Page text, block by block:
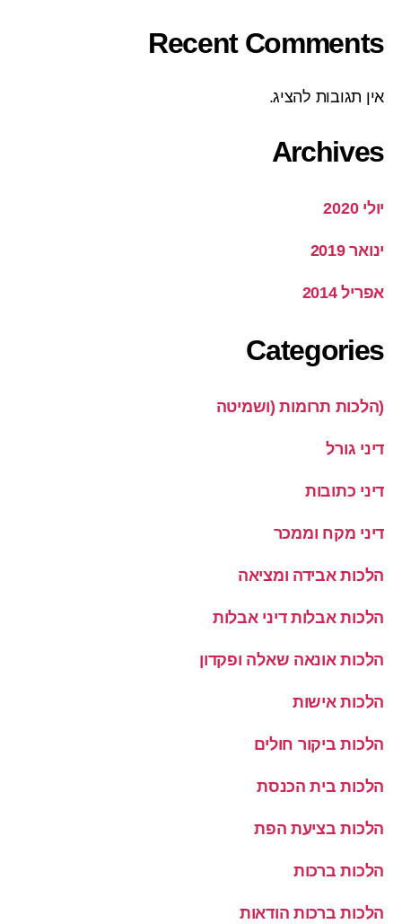
Recent Comments
אין תגובות להציג.
Archives
יולי 2020
ינואר 2019
אפריל 2014
Categories
(הלכות תרומות (ושמיטה
דיני גורל
דיני כתובות
דיני מקח וממכר
הלכות אבידה ומציאה
הלכות אבלות דיני אבלות
הלכות אונאה שאלה ופקדון
הלכות אישות
הלכות ביקור חולים
הלכות בית הכנסת
הלכות בציעת הפת
הלכות ברכות
הלכות ברכות הודאות